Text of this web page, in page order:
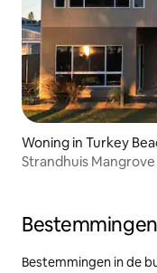
Woning in Turkey
Strandhuis
Bestemmingen in de